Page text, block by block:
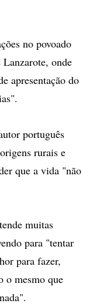
no povoado
onde
apresentação do
português
rurais e
que a vida "não
muitas
para "tentar
para fazer,
o mesmo que